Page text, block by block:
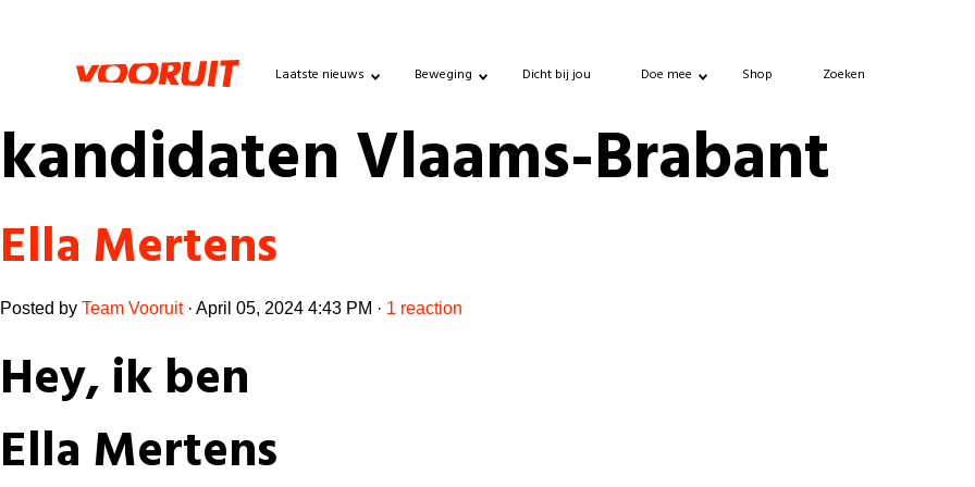
Laatste nieuws Beweging Dicht bij jou Doe mee Shop Zoeken
kandidaten Vlaams-Brabant
Ella Mertens
Posted by Team Vooruit· April 05, 2024 4:43 PM · 1 reaction
Hey, ik ben
Ella Mertens